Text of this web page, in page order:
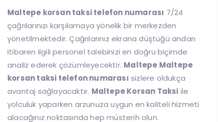
Maltepe korsan taksi telefon numarası 7/24
çağrılarınızı karşılamaya yönelik bir merkezden
yönetilmektedir. Çağrılarınız ekrana düştüğü andan
itibaren ilgili personel talebinizi en doğru biçimde
analiz ederek çözümleyecektir. Maltepe Maltepe
korsan taksi telefon numarası sizlere oldukça
avantaj sağlayacaktır. Maltepe Korsan Taksi ile
yolculuk yaparken arzunuza uygun en kaliteli hizmeti
alacağınız noktasında hep müsterih olun.